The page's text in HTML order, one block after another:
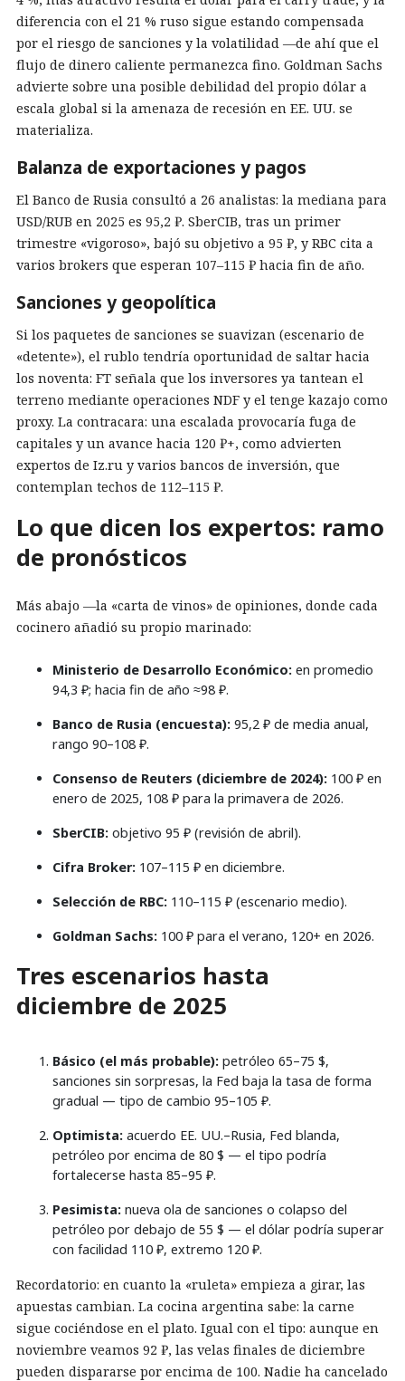
diferencia con el 21 % ruso sigue estando compensada
por el riesgo de sanciones y la volatilidad —de ahí que el
flujo de dinero caliente permanezca fino. Goldman Sachs
advierte sobre una posible debilidad del propio dólar a
escala global si la amenaza de recesión en EE. UU. se
materializa.
Balanza de exportaciones y pagos
El Banco de Rusia consultó a 26 analistas: la mediana para
USD/RUB en 2025 es 95,2 ₽. SberCIB, tras un primer
trimestre «vigoroso», bajó su objetivo a 95 ₽, y RBC cita a
varios brokers que esperan 107–115 ₽ hacia fin de año.
Sanciones y geopolítica
Si los paquetes de sanciones se suavizan (escenario de
«detente»), el rublo tendría oportunidad de saltar hacia
los noventa: FT señala que los inversores ya tantean el
terreno mediante operaciones NDF y el tenge kazajo como
proxy. La contracara: una escalada provocaría fuga de
capitales y un avance hacia 120 ₽+, como advierten
expertos de Iz.ru y varios bancos de inversión, que
contemplan techos de 112–115 ₽.
Lo que dicen los expertos: ramo
de pronósticos
Más abajo —la «carta de vinos» de opiniones, donde cada
cocinero añadió su propio marinado:
Ministerio de Desarrollo Económico: en promedio
94,3 ₽; hacia fin de año ≈98 ₽.
Banco de Rusia (encuesta): 95,2 ₽ de media anual,
rango 90–108 ₽.
Consenso de Reuters (diciembre de 2024): 100 ₽ en
enero de 2025, 108 ₽ para la primavera de 2026.
SberCIB: objetivo 95 ₽ (revisión de abril).
Cifra Broker: 107–115 ₽ en diciembre.
Selección de RBC: 110–115 ₽ (escenario medio).
Goldman Sachs: 100 ₽ para el verano, 120+ en 2026.
Tres escenarios hasta
diciembre de 2025
Básico (el más probable): petróleo 65–75 $,
sanciones sin sorpresas, la Fed baja la tasa de forma
gradual — tipo de cambio 95–105 ₽.
Optimista: acuerdo EE. UU.–Rusia, Fed blanda,
petróleo por encima de 80 $ — el tipo podría
fortalecerse hasta 85–95 ₽.
Pesimista: nueva ola de sanciones o colapso del
petróleo por debajo de 55 $ — el dólar podría superar
con facilidad 110 ₽, extremo 120 ₽.
Recordatorio: en cuanto la «ruleta» empieza a girar, las
apuestas cambian. La cocina argentina sabe: la carne
sigue cociéndose en el plato. Igual con el tipo: aunque en
noviembre veamos 92 ₽, las velas finales de diciembre
pueden dispararse por encima de 100. Nadie ha cancelado